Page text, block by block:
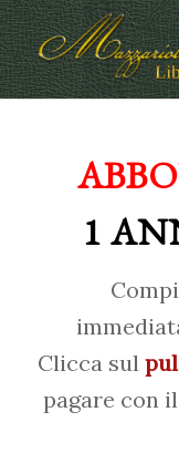
1
Clicca sul
pagare con